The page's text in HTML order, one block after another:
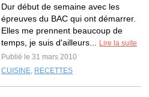
Dur début de semaine avec les
épreuves du BAC qui ont démarrer.
Elles me prennent beaucoup de
temps, je suis d'ailleurs...
Lire la suite
Publié le 31 mars 2010
CUISINE, RECETTES